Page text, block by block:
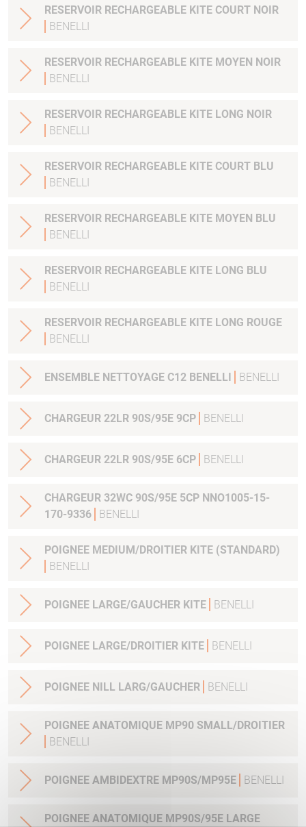
RESERVOIR RECHARGEABLE KITE COURT NOIR
BENELLI
RESERVOIR RECHARGEABLE KITE MOYEN NOIR
BENELLI
RESERVOIR RECHARGEABLE KITE LONG NOIR
BENELLI
RESERVOIR RECHARGEABLE KITE COURT BLU
BENELLI
RESERVOIR RECHARGEABLE KITE MOYEN BLU
BENELLI
RESERVOIR RECHARGEABLE KITE LONG BLU
BENELLI
RESERVOIR RECHARGEABLE KITE LONG ROUGE
BENELLI
ENSEMBLE NETTOYAGE C12 BENELLI BENELLI
CHARGEUR 22LR 90S/95E 9CP BENELLI
CHARGEUR 22LR 90S/95E 6CP BENELLI
CHARGEUR 32WC 90S/95E 5CP NNO1005-15-
170-9336
BENELLI
POIGNEE MEDIUM/DROITIER KITE (STANDARD)
BENELLI
POIGNEE LARGE/GAUCHER KITE BENELLI
POIGNEE LARGE/DROITIER KITE BENELLI
POIGNEE NILL LARG/GAUCHER BENELLI
POIGNEE ANATOMIQUE MP90 SMALL/DROITIER
BENELLI
POIGNEE AMBIDEXTRE MP90S/MP95E BENELLI
POIGNEE ANATOMIQUE MP90S/95E LARGE